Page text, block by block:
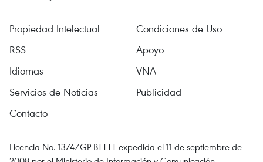
Propiedad Intelectual
Condiciones de Uso
RSS
Apoyo
Idiomas
VNA
Servicios de Noticias
Publicidad
Contacto
Licencia No. 1374/GP-BTTTT expedida el 11 de septiembre de